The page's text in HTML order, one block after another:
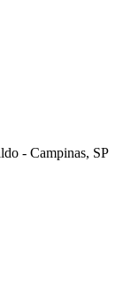
- Campinas, SP